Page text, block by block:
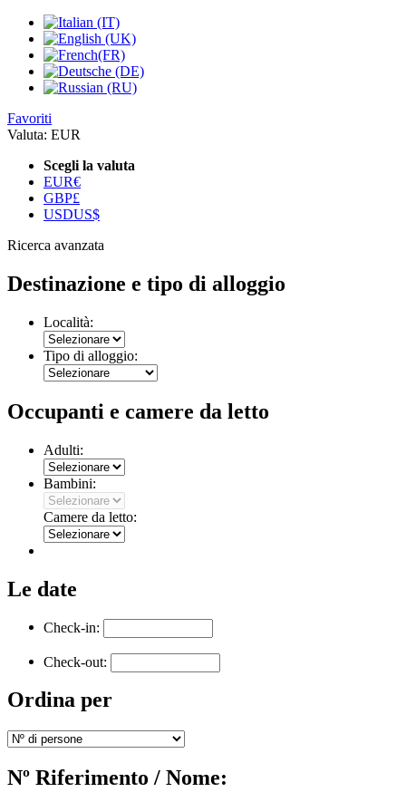
Favoriti
Valuta: EUR
Scegli la valuta
EUR€
GBP£
USDUS$
Ricerca avanzata
Destinazione e tipo di alloggio
Località:
Tipo di alloggio:
Occupanti e camere da letto
Adulti:
Bambini:
Camere da letto:
Le date
Check-in:
Check-out:
Ordina per
Nº Riferimento / Nome: